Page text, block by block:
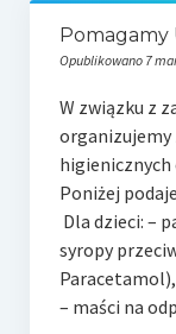
Pomagamy
Opublikowano 7
W związku z
organizujemy
higienicznych
Poniżej
Dla dzieci: –
syropy
Paracetamol),
– maści na